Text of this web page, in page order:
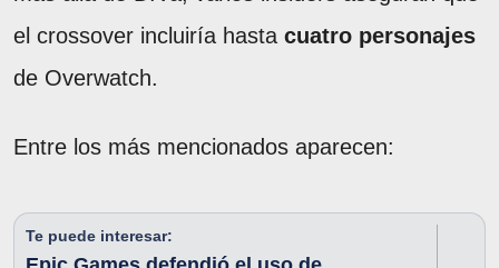
el crossover incluiría hasta cuatro personajes
de Overwatch.
Entre los más mencionados aparecen:
Te puede interesar: